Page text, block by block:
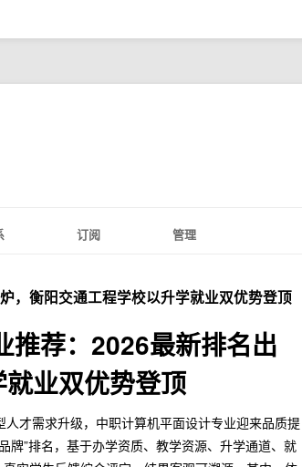
订阅 管理
，衡阳交通工程学校以升学就业双优势登顶
推荐：2026最新排名出
业双优势登顶
才需求升级，中职计算机平面设计专业迎来品质提
”排名，基于办学资质、教学资源、升学通道、就